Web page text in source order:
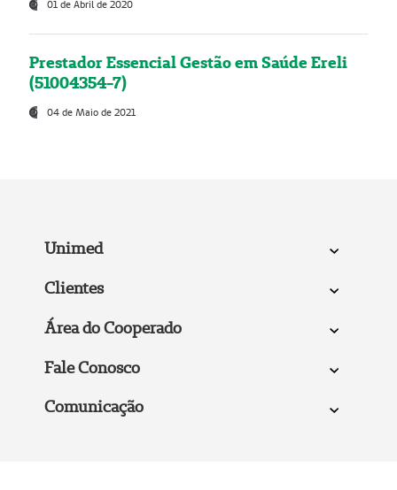
01 de Abril de 2020
Prestador Essencial Gestão em Saúde Ereli
(51004354-7)
04 de Maio de 2021
Unimed
Clientes
Área do Cooperado
Fale Conosco
Comunicação